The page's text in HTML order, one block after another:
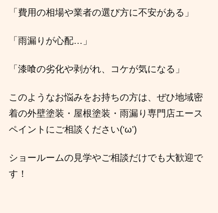
「費用の相場や業者の選び方に不安がある」
「雨漏りが心配…」
「漆喰の劣化や剥がれ、コケが気になる」
このようなお悩みをお持ちの方は、ぜひ地域密
着の外壁塗装・屋根塗装・雨漏り専門店エース
ペイントにご相談ください(‘ω’)
ショールームの見学やご相談だけでも大歓迎で
す！